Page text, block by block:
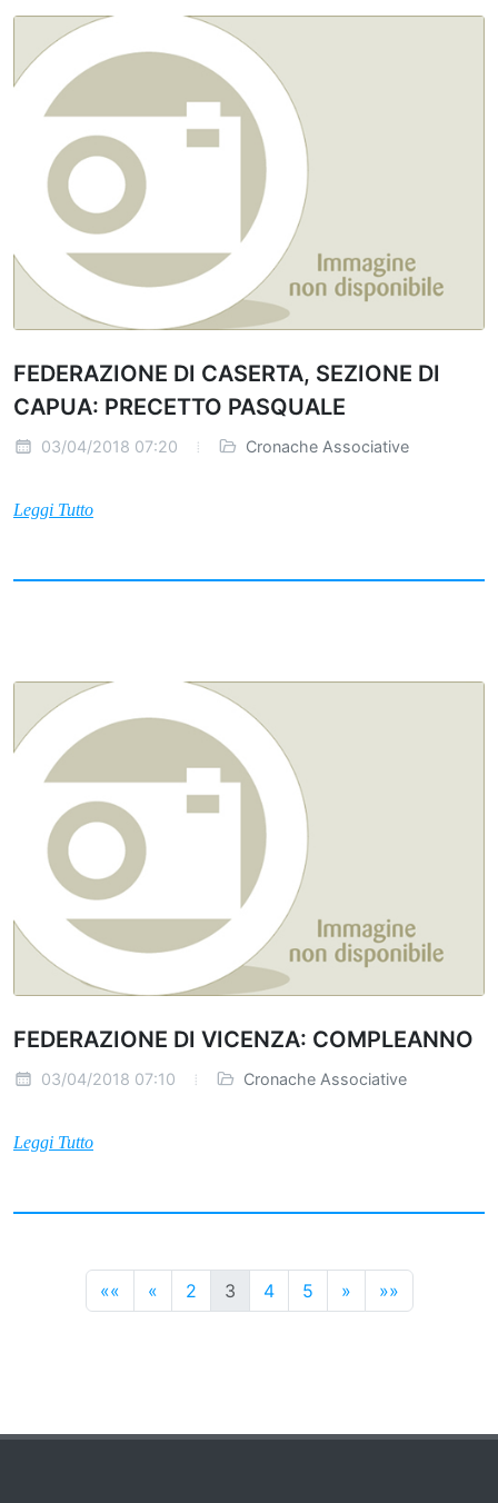
FEDERAZIONE DI CASERTA, SEZIONE DI
CAPUA: PRECETTO PASQUALE
03/04/2018 07:20 Cronache Associative
Leggi Tutto
FEDERAZIONE DI VICENZA: COMPLEANNO
03/04/2018 07:10 Cronache Associative
Leggi Tutto
««Precedenti
«Precedenti
2 3 4 5 »Successivi
»»Successivi